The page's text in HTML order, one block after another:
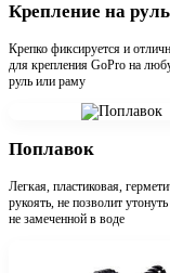
Крепление на руль
Крепко фиксируется и
для крепления GoPro на
руль или раму
Поплавок
Легкая, пластиковая,
рукоять, не позволит утонуть
не замеченной в воде